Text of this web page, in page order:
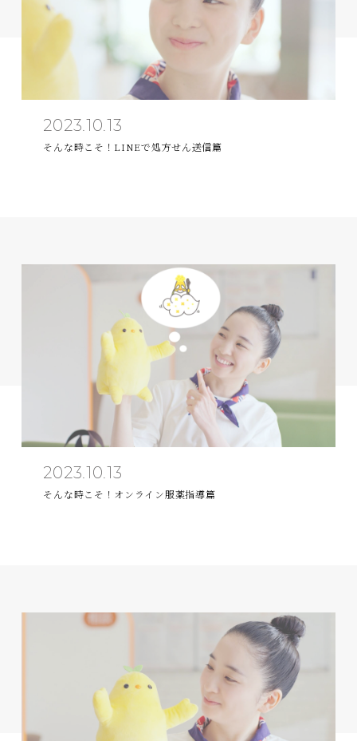
2023.10.13
そんな時こそ！LINEで処方せん送信篇
2023.10.13
そんな時こそ！オンライン服薬指導篇